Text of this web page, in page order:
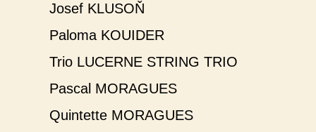
Josef KLUSOŇ
Paloma KOUIDER
Trio LUCERNE STRING TRIO
Pascal MORAGUES
Quintette MORAGUES